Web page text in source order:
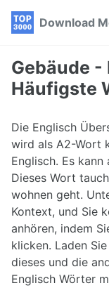
Skip
navigation
Skip
Skip
Download
Gebäude -
Häufigste
Die Englisch
wird als A2-Wort
Englisch. Es
Dieses Wort
wohnen geht.
Kontext, und Sie
anhören, indem
klicken. Laden
dieses und die
Englisch Wörter